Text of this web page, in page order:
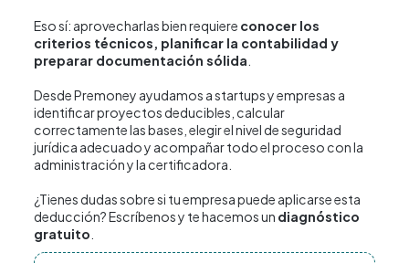
Eso sí: aprovecharlas bien requiere conocer los
criterios técnicos, planificar la contabilidad y
preparar documentación sólida
Desde Premoney ayudamos a startups y empresas a
identificar proyectos deducibles, calcular
correctamente las bases, elegir el nivel de seguridad
jurídica adecuado y acompañar todo el proceso con la
administración y la certificadora.
¿Tienes dudas sobre si tu empresa puede aplicarse esta
deducción?Escríbenosy te hacemos un diagnóstico
gratuito